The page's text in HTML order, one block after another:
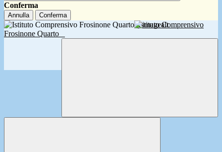
Conferma
Annulla Conferma
Istituto Comprensivo
Frosinone Quarto